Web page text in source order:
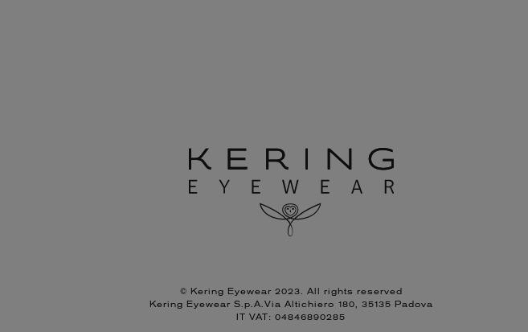
© Kering Eyewear 2023. All rights reserved
Kering Eyewear S.p.A.Via Altichiero 180, 35135 Padova
IT VAT: 04846890285